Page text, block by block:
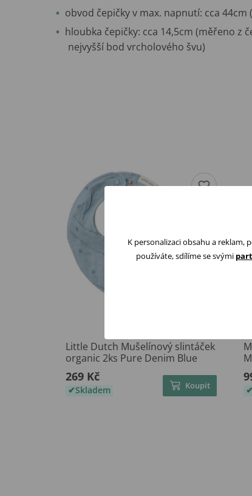
obvod čepičky v max. napnutí: cca 44cm
hloubka čepičky: cca 14,5cm (měřeno z
nejvyšší bod vrcholového švu)
Little Dutch Mušelínový slintáček
organic 2ks Pure Denim Blue
269 Kč
Skladem Koupit
K personalizaci obsahu a reklam,
používáte, sdílíme se svými